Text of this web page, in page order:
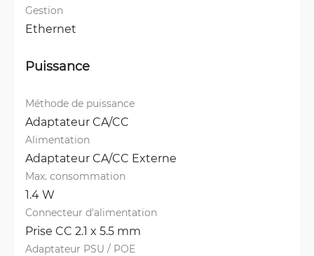
Gestion
Ethernet
Puissance
Méthode de puissance
Adaptateur CA/CC
Alimentation
Adaptateur CA/CC Externe
Max. consommation
1.4 W
Connecteur d'alimentation
Prise CC 2.1 x 5.5 mm
Adaptateur PSU / POE